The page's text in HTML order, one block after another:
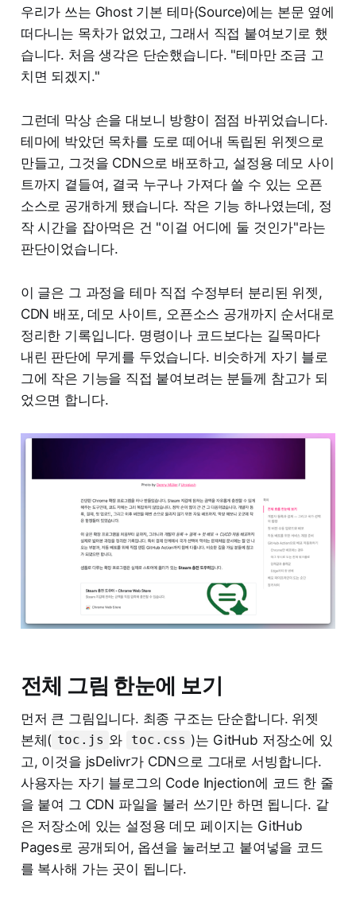
우리가 쓰는 Ghost 기본 테마(Source)에는 본문 옆에
떠다니는 목차가 없었고, 그래서 직접 붙여보기로 했
습니다. 처음 생각은 단순했습니다. "테마만 조금 고
치면 되겠지."
그런데 막상 손을 대보니 방향이 점점 바뀌었습니다.
테마에 박았던 목차를 도로 떼어내 독립된 위젯으로
만들고, 그것을 CDN으로 배포하고, 설정용 데모 사이
트까지 곁들여, 결국 누구나 가져다 쓸 수 있는 오픈
소스로 공개하게 됐습니다. 작은 기능 하나였는데, 정
작 시간을 잡아먹은 건 "이걸 어디에 둘 것인가"라는
판단이었습니다.
이 글은 그 과정을 테마 직접 수정부터 분리된 위젯,
CDN 배포, 데모 사이트, 오픈소스 공개까지 순서대로
정리한 기록입니다. 명령이나 코드보다는 길목마다
내린 판단에 무게를 두었습니다. 비슷하게 자기 블로
그에 작은 기능을 직접 붙여보려는 분들께 참고가 되
었으면 합니다.
전체 그림 한눈에 보기
먼저 큰 그림입니다. 최종 구조는 단순합니다. 위젯
본체( toc.js 와 toc.css )는 GitHub 저장소에 있
고, 이것을 jsDelivr가 CDN으로 그대로 서빙합니다.
사용자는 자기 블로그의 Code Injection에 코드 한 줄
을 붙여 그 CDN 파일을 불러 쓰기만 하면 됩니다. 같
은 저장소에 있는 설정용 데모 페이지는 GitHub
Pages로 공개되어, 옵션을 눌러보고 붙여넣을 코드
를 복사해 가는 곳이 됩니다.